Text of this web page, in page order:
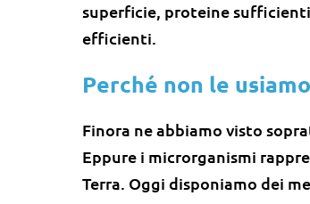
superficie, proteine
efficienti.
Perché non le
Finora ne abbiamo visto
Eppure i microrganismi
Terra. Oggi disponiamo dei